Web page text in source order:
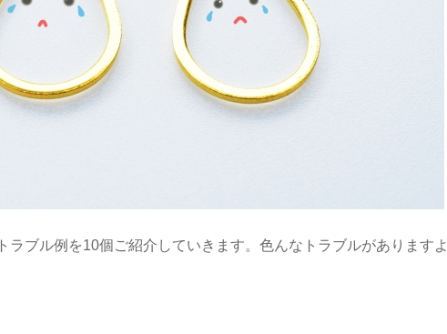
トラブル例を10個ご紹介していきます。色んな トラブルがありますよ